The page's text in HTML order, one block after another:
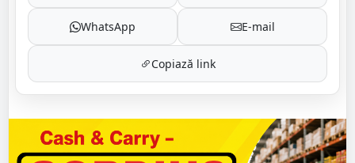
WhatsApp E-mail
Copiază link